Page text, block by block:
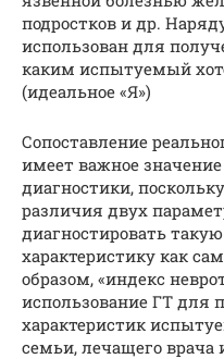
подростков и др.
использован для
каким испытуемый
(идеальное «Я»)
Сопоставление
имеет важное
диагностики,
различия двух
диагностировать
характеристику как
образом, «индекс
использование ГТ для
характеристик
семьи, лечащего врача